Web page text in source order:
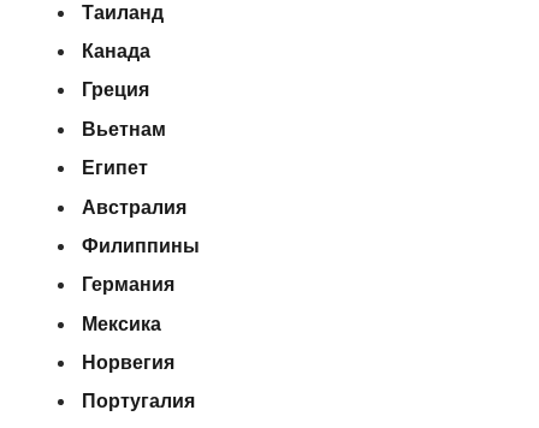
Таиланд
Канада
Греция
Вьетнам
Египет
Австралия
Филиппины
Германия
Мексика
Норвегия
Португалия